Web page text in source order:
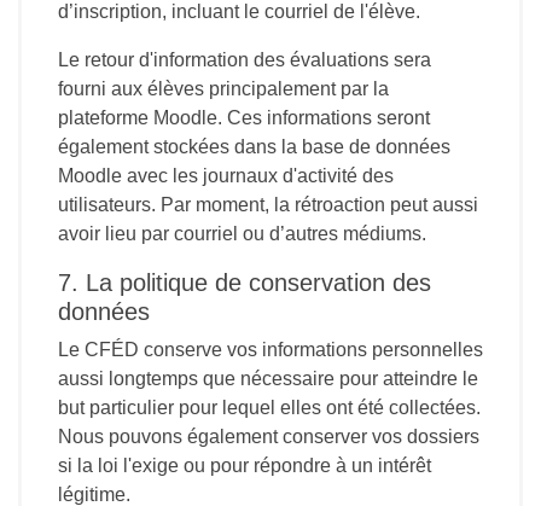
d’inscription, incluant le courriel de l'élève.
Le retour d'information des évaluations sera
fourni aux élèves principalement par la
plateforme Moodle. Ces informations seront
également stockées dans la base de données
Moodle avec les journaux d'activité des
utilisateurs. Par moment, la rétroaction peut aussi
avoir lieu par courriel ou d’autres médiums.
7. La politique de conservation des
données
Le CFÉD conserve vos informations personnelles
aussi longtemps que nécessaire pour atteindre le
but particulier pour lequel elles ont été collectées.
Nous pouvons également conserver vos dossiers
si la loi l'exige ou pour répondre à un intérêt
légitime.